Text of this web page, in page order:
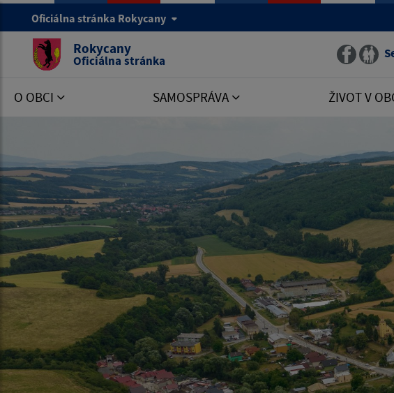
Oficiálna stránka Rokycany
Rokycany
Oficiálna stránka
O OBCI SAMOSPRÁVA ŽIVOT V